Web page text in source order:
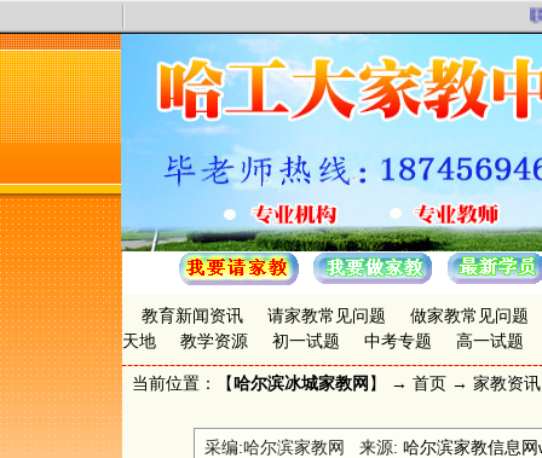
教育新闻资讯 请家教常见问题
做家教常见问题
天地
教学资源 初一试题 中考专题 高一试题
当前位置：【哈尔滨冰城家教网 】 → 首页 → 家教资讯
采编:哈尔滨家教网 来源: 哈尔滨家教信息